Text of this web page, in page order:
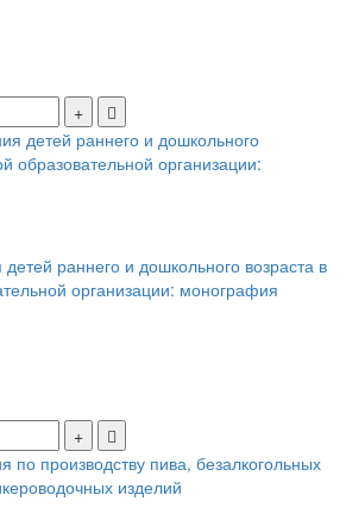
раннего и дошкольного возраста в
организации: монография